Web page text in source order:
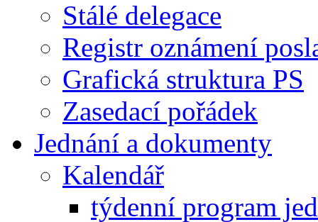
Stálé delegace
Registr oznámení
Grafická struktura PS
Zasedací pořádek
Jednání a dokumenty
Kalendář
týdenní program